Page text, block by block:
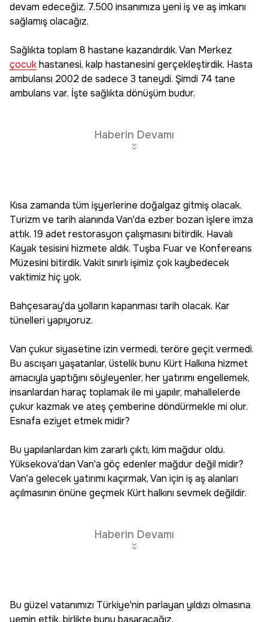
devam edeceğiz. 7.500 insanımıza yeni iş ve aş imkanı
sağlamış olacağız.
Sağlıkta toplam 8 hastane kazandırdık. Van Merkez
çocukhastanesi, kalp hastanesini gerçekleştirdik. Hasta
ambulansı 2002 de sadece 3 taneydi. Şimdi 74 tane
ambulans var. İşte sağlıkta dönüşüm budur.
Haberin Devamı
Kısa zamanda tüm işyerlerine doğalgaz gitmiş olacak.
Turizm ve tarih alanında Van'da ezber bozan işlere imza
attık. 19 adet restorasyon çalışmasını bitirdik. Havalı
Kayak tesisini hizmete aldık. Tuşba Fuar ve Konfereans
Müzesini bitirdik. Vakit sınırlı işimiz çok kaybedecek
vaktimiz hiç yok.
Bahçesaray'da yolların kapanması tarih olacak. Kar
tünelleri yapıyoruz.
Van çukur siyasetine izin vermedi, teröre geçit vermedi.
Bu ascışarı yaşatanlar, üstelik bunu Kürt Halkına hizmet
amacıyla yaptığını söyleyenler, her yatırımı engellemek,
insanlardan haraç toplamak ile mi yapılır, mahallelerde
çukur kazmak ve ateş çemberine döndürmekle mi olur.
Esnafa eziyet etmek midir?
Bu yapılanlardan kim zararlı çıktı, kim mağdur oldu.
Yüksekova'dan Van'a göç edenler mağdur değil midir?
Van'a gelecek yatırımı kaçırmak, Van için iş aş alanları
açılmasının önüne geçmek Kürt halkını sevmek değildir.
Haberin Devamı
Bu güzel vatanımızı Türkiye'nin parlayan yıldızı olmasına
yemin ettik, birlikte bunu başaracağız.